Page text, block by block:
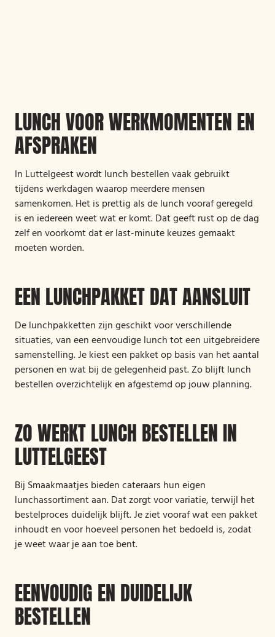
LUNCH VOOR WERKMOMENTEN EN
AFSPRAKEN
In Luttelgeest wordt lunch bestellen vaak gebruikt
tijdens werkdagen waarop meerdere mensen
samenkomen. Het is prettig als de lunch vooraf geregeld
is en iedereen weet wat er komt. Dat geeft rust op de dag
zelf en voorkomt dat er last-minute keuzes gemaakt
moeten worden.
EEN LUNCHPAKKET DAT AANSLUIT
De lunchpakketten zijn geschikt voor verschillende
situaties, van een eenvoudige lunch tot een uitgebreidere
samenstelling. Je kiest een pakket op basis van het aantal
personen en wat bij de gelegenheid past. Zo blijft lunch
bestellen overzichtelijk en afgestemd op jouw planning.
ZO WERKT LUNCH BESTELLEN IN
LUTTELGEEST
Bij Smaakmaatjes bieden cateraars hun eigen
lunchassortiment aan. Dat zorgt voor variatie, terwijl het
bestelproces duidelijk blijft. Je ziet vooraf wat een pakket
inhoudt en voor hoeveel personen het bedoeld is, zodat
je weet waar je aan toe bent.
EENVOUDIG EN DUIDELIJK
BESTELLEN